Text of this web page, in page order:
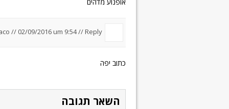
// 02/09/2016 um 9:54//Reply
כתוב יפה
השאר תגובה